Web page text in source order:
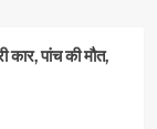
कार, पांच की मौत,